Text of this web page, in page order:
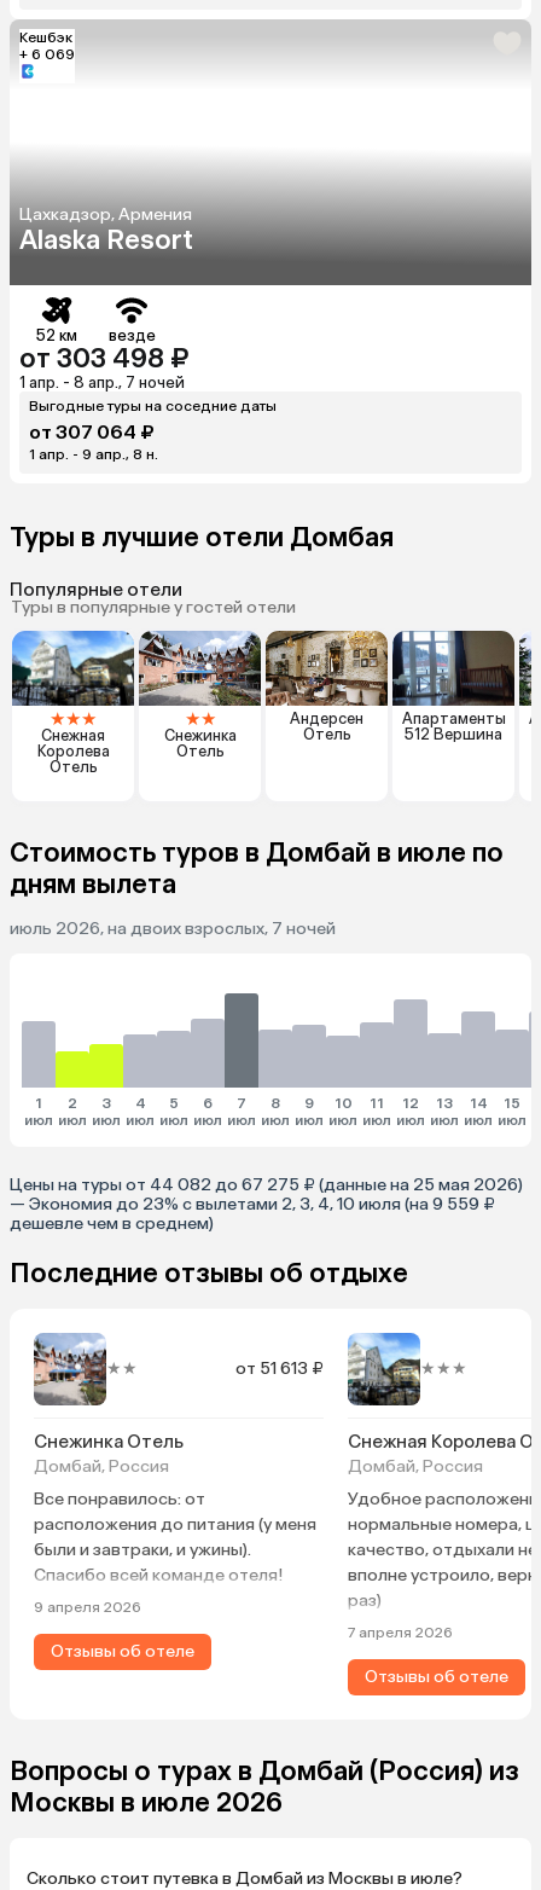
Кешбэк
+ 6 069
Цахкадзор, Армения
Alaska Resort
52 км везде
от 303 498 ₽
1 апр. - 8 апр., 7 ночей
Выгодные туры на соседние даты
от 307 064 ₽
1 апр. - 9 апр., 8 н.
Туры в лучшие отели Домбая
Популярные отели
Туры в популярные у гостей отели
★★★
Снежная
Королева
Отель
★★
Снежинка
Отель
Андерсен
Отель
Апартаменты
512 Вершина
Стоимость туров в Домбай в июле по
дням вылета
июль 2026, на двоих взрослых, 7 ночей
1
июл
2
июл
3
июл
4
июл
5
июл
6
июл
7
июл
8
июл
9
июл
10
июл
11
июл
12
июл
13
июл
14
июл
15
июл
Цены на туры от 44 082 до 67 275 ₽ (данные на 25 мая 2026)
— Экономия до 23% с вылетами 2, 3, 4, 10 июля (на 9 559 ₽
дешевле чем в среднем)
Последние отзывы об отдыхе
★★ от 51 613 ₽
Снежинка Отель
Домбай, Россия
Все понравилось: от
расположения до питания (у меня
были и завтраки, и ужины).
Спасибо всей команде отеля!
9 апреля 2026
Отзывы об отеле
★★★
Снежная Королева
Домбай, Россия
Удобное
нормальные номера,
качество, отдыхали
вполне устроило,
раз)
7 апреля 2026
Отзывы об отеле
Вопросы о турах в Домбай (Россия) из
Москвы в июле 2026
Сколько стоит путевка в Домбай из Москвы в июле?